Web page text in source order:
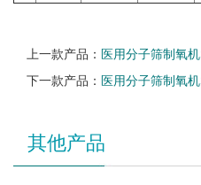
上一款产品： 医用分子筛制氧
下一款产品： 医用分子筛制氧
其他产品